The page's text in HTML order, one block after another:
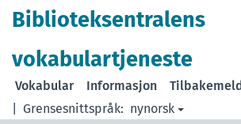
Biblioteksentralens
vokabulartjeneste
Grensesnittspråk: nynorsk
Vokabular Informasjon